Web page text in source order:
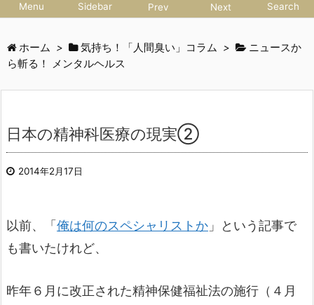
Menu Sidebar Prev Next Search
ホーム > 気持ち！「人間臭い」コラム >
ニュースか
ら斬る！ メンタルヘルス
日本の精神科医療の現実②
2014年2月17日
以前、「 俺は何のスペシャリストか 」という記事で
も書いたけれど、
昨年６月に改正された精神保健福祉法の施行（４月